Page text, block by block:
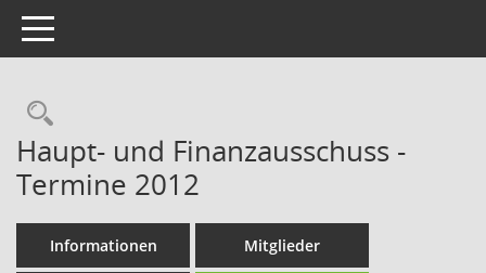
Toggle navigation
Rechercheauswahl
Haupt- und Finanzausschuss -
Termine 2012
Informationen Mitglieder